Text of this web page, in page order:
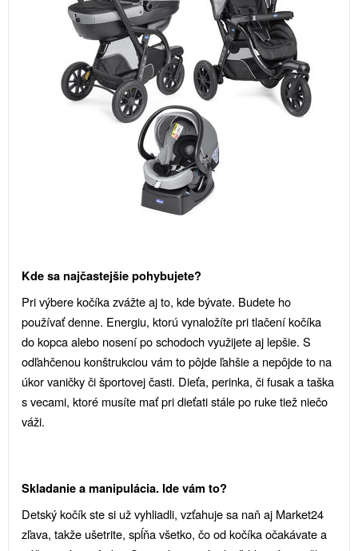
Kde sa najčastejšie pohybujete?
Pri výbere kočíka zvážte aj to, kde bývate. Budete ho
používať denne. Energiu, ktorú vynaložíte pri tlačení kočíka
do kopca alebo nosení po schodoch využijete aj lepšie. S
odľahčenou konštrukciou vám to pôjde ľahšie a nepôjde to na
úkor vaničky či športovej časti. Dieťa, perinka, či fusak a taška
s vecami, ktoré musíte mať pri dieťati stále po ruke tiež niečo
váži.
Skladanie a manipulácia. Ide vám to?
Detský kočík ste si už vyhliadli, vzťahuje sa naň aj Market24
zľava, takže ušetrite, spĺňa všetko, čo od kočíka očakávate a